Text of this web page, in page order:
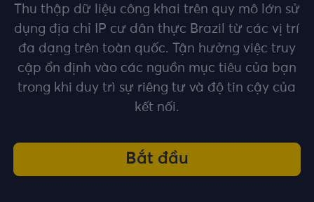
Thu thập dữ liệu công khai trên quy mô lớn sử
dụng địa chỉ IP cư dân thực Brazil từ các vị trí
đa dạng trên toàn quốc. Tận hưởng việc truy
cập ổn định vào các nguồn mục tiêu của bạn
trong khi duy trì sự riêng tư và độ tin cậy của
kết nối.
Bắt đầu